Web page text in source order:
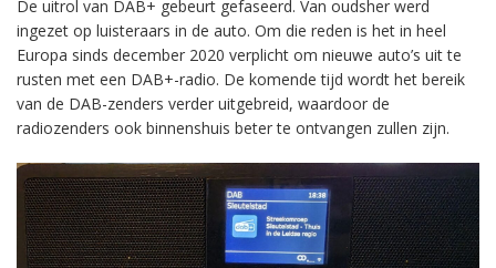
De uitrol van DAB+ gebeurt gefaseerd. Van oudsher werd
ingezet op luisteraars in de auto. Om die reden is het in heel
Europa sinds december 2020 verplicht om nieuwe auto’s uit te
rusten met een DAB+-radio. De komende tijd wordt het bereik
van de DAB-zenders verder uitgebreid, waardoor de
radiozenders ook binnenshuis beter te ontvangen zullen zijn.